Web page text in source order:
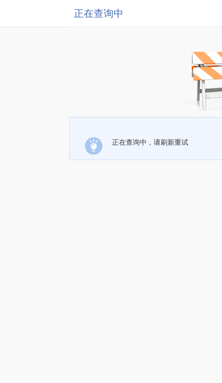
正在查询中
正在查询中，请刷新重试